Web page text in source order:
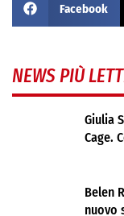
Facebook
NEWS PIÙ
Giulia
Cage.
Belen
nuovo